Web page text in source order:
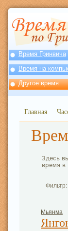
Время Гринвича
Время на
Другое время
Главная
Здесь
время в
Фильтр:
Мьянма